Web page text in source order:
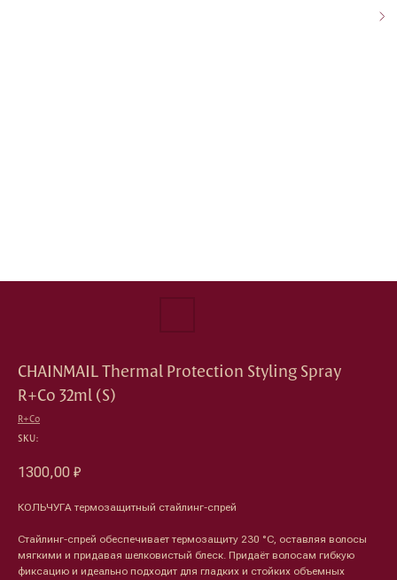
CHAINMAIL Thermal Protection Styling Spray
R+Co 32ml (S)
R+Co
SKU:
1300,00 ₽
КОЛЬЧУГА термозащитный стайлинг-спрей
Стайлинг-спрей обеспечивает термозащиту 230 °C, оставляя волосы
мягкими и придавая шелковистый блеск. Придаёт волосам гибкую
фиксацию и идеально подходит для гладких и стойких объемных